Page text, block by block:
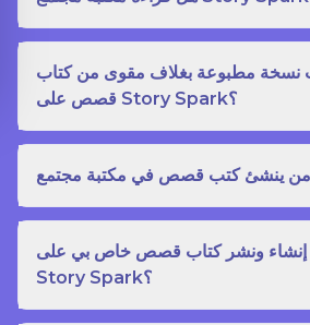
نسخة مطبوعة بغلاف مقوى من كتاب
قصص على Story Spark؟
إنشاء ونشر كتاب قصص خاص بي على
Story Spark؟